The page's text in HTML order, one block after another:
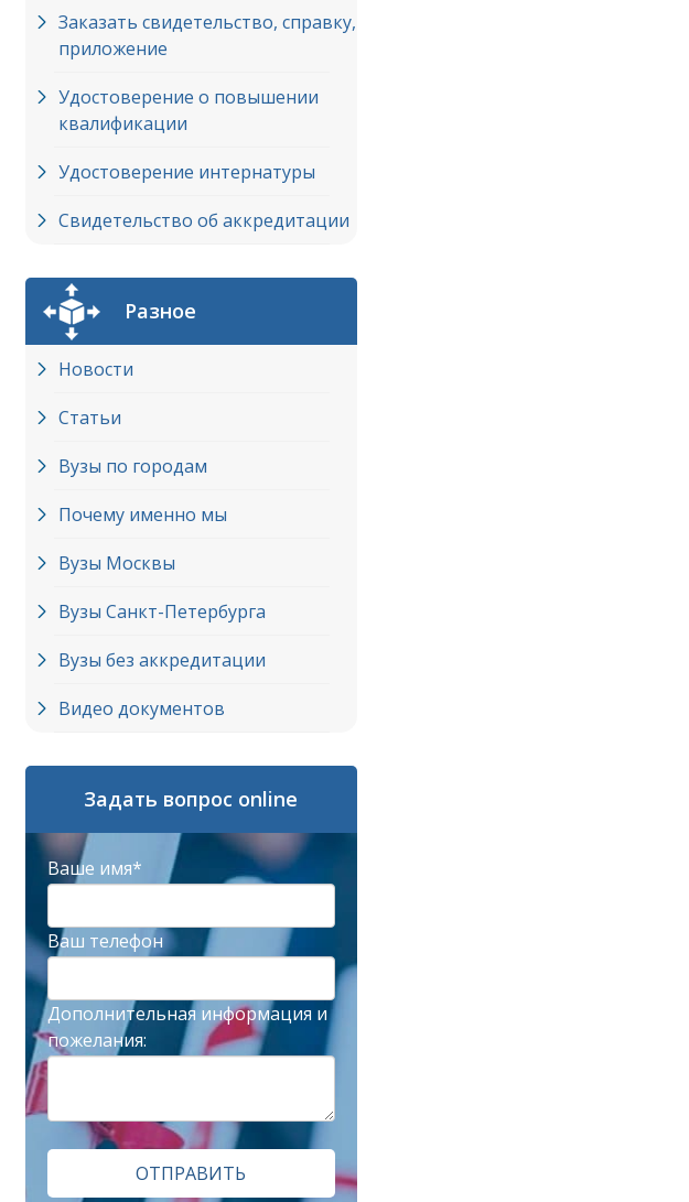
Заказать свидетельство, справку,
приложение
Удостоверение о повышении
квалификации
Удостоверение интернатуры
Свидетельство об аккредитации
Разное
Новости
Статьи
Вузы по городам
Почему именно мы
Вузы Москвы
Вузы Cанкт-Петербурга
Вузы без аккредитации
Видео документов
Задать вопрос online
Ваше имя*
Ваш телефон
Дополнительная информация и
пожелания:
ОТПРАВИТЬ